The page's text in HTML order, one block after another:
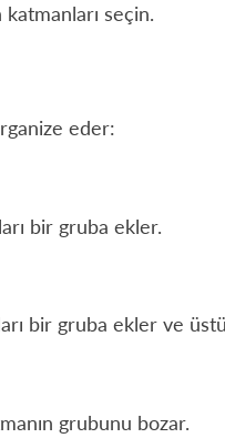
seçin.
eder:
bir gruba ekler.
bir gruba ekler ve
grubunu bozar.